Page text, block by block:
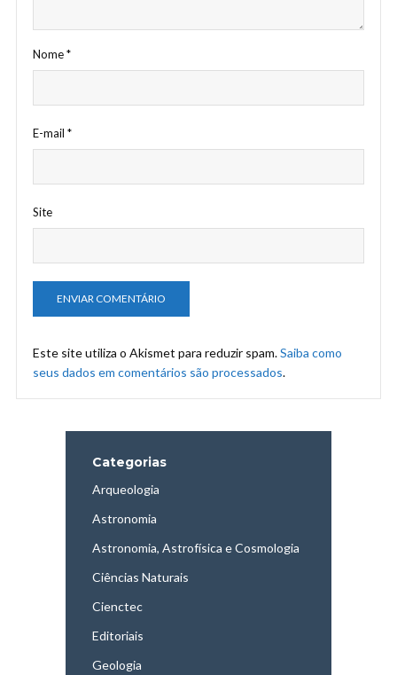
Nome*
E-mail *
Site
Este site utiliza o Akismet para reduzir spam.Saiba como
seus dados em comentários são processados.
Categorias
Arqueologia
Astronomia
Astronomia, Astrofísica e Cosmologia
Ciências Naturais
Cienctec
Editoriais
Geologia